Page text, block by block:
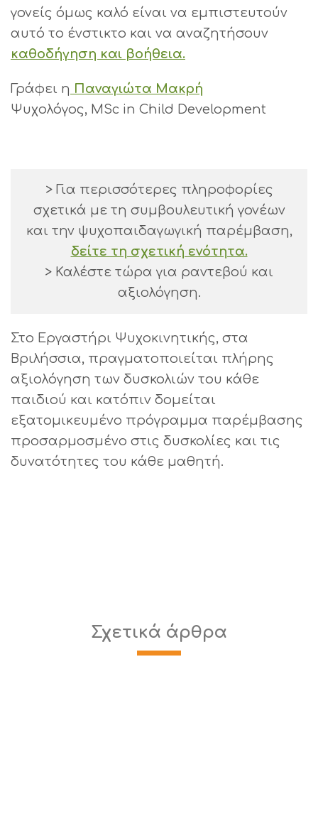
γονείς όμως καλό είναι να εμπιστευτούν
αυτό το ένστικτο και να αναζητήσουν
καθοδήγηση και βοήθεια.
Γράφει η Παναγιώτα Μακρή
Ψυχολόγος, MSc in Child Development
> Για περισσότερες πληροφορίες
σχετικά με τη συμβουλευτική γονέων
και την ψυχοπαιδαγωγική παρέμβαση,
δείτε τη σχετική ενότητα.
> Καλέστε τώρα για ραντεβού και
αξιολόγηση.
Στο Εργαστήρι Ψυχοκινητικής, στα
Βριλήσσια, πραγματοποιείται πλήρης
αξιολόγηση των δυσκολιών του κάθε
παιδιού και κατόπιν δομείται
εξατομικευμένο πρόγραμμα παρέμβασης
προσαρμοσμένο στις δυσκολίες και τις
δυνατότητες του κάθε μαθητή.
Σχετικά άρθρα